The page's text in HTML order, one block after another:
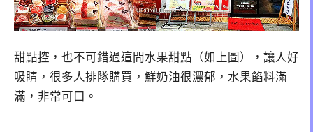
甜點控，也不可錯過這間水果甜點（如上圖），讓人好
吸睛，很多人排隊購買，鮮奶油很濃郁，水果餡料滿
滿，非常可口。